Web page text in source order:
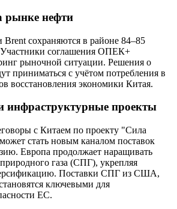
рынке нефти
сохраняются в районе 84–85
Участники соглашения ОПЕК+
рыночной ситуации. Решения о
приниматься с учётом потребления в
восстановления экономики Китая.
инфраструктурные проекты
с Китаем по проекту "Сила
стать новым каналом поставок
Европа продолжает наращивать
газа (СПГ), укрепляя
Поставки СПГ из США,
ключевыми для
ЕС.